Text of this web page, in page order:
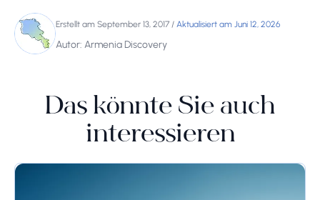
Erstellt am September 13, 2017 / Aktualisiert am Juni 12, 2026
Autor: Armenia Discovery
Das könnte Sie auch
interessieren